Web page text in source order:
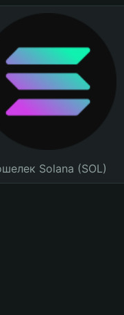
Solana (SOL)